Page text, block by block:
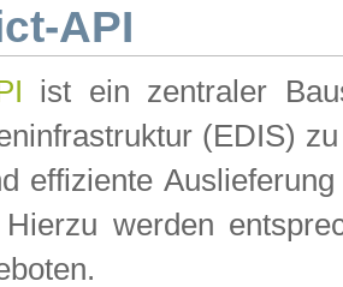
API
ist ein zentraler
(EDIS)
effiziente
werden